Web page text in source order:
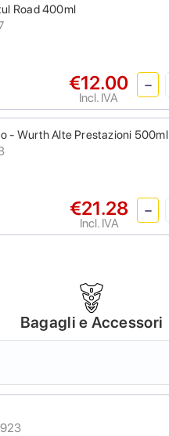
Road 400ml
€12.00
Incl. IVA
- Wurth Alte Prestazioni 500ml
€21.28
Incl. IVA
Bagagli e Accessori